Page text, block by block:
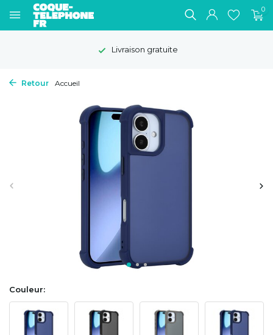
0
Livraison gratuite
Retour Accueil
Couleur: